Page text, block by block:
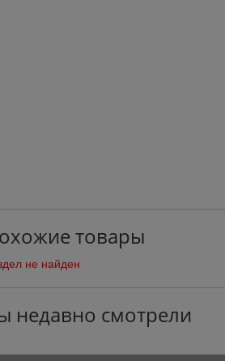
товары
не найден
недавно смотрели